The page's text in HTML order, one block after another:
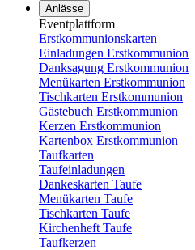
Anlässe
Eventplattform
Erstkommunionskarten
Einladungen Erstkommunion
Danksagung Erstkommunion
Menükarten Erstkommunion
Tischkarten Erstkommunion
Gästebuch Erstkommunion
Kerzen Erstkommunion
Kartenbox Erstkommunion
Taufkarten
Taufeinladungen
Dankeskarten Taufe
Menükarten Taufe
Tischkarten Taufe
Kirchenheft Taufe
Taufkerzen